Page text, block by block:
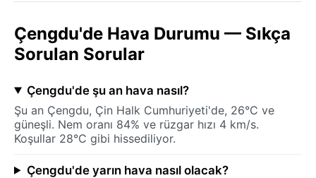
Çengdu'de Hava Durumu — Sıkça
Sorulan Sorular
Çengdu'de şu an hava nasıl?
Şu an Çengdu, Çin Halk Cumhuriyeti'de, 26°C ve
güneşli. Nem oranı 84% ve rüzgar hızı 4 km/s.
Koşullar 28°C gibi hissediliyor.
Çengdu'de yarın hava nasıl olacak?